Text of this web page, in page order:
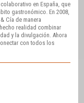
en España, que
gastronómico. En 2008,
Cía de manera
realidad combinar
y la divulgación. Ahora
con todos los